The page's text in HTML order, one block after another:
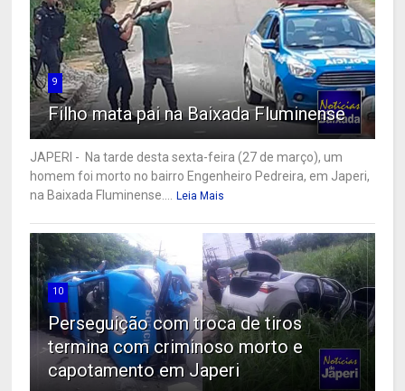
9
Filho mata pai na Baixada Fluminense
JAPERI - Na tarde desta sexta-feira (27 de março), um
homem foi morto no bairro Engenheiro Pedreira, em Japeri,
na Baixada Fluminense....
Leia Mais
10
Perseguição com troca de tiros
termina com criminoso morto e
capotamento em Japeri